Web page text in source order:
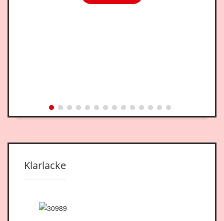
Klarlacke